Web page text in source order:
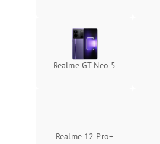
Realme GT Neo 5
Realme 12 Pro+